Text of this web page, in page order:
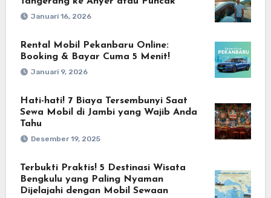
Januari 16, 2026
Rental Mobil Pekanbaru Online:
Booking & Bayar Cuma 5 Menit!
Januari 9, 2026
Hati-hati! 7 Biaya Tersembunyi Saat
Sewa Mobil di Jambi yang Wajib Anda
Tahu
Desember 19, 2025
Terbukti Praktis! 5 Destinasi Wisata
Bengkulu yang Paling Nyaman
Dijelajahi dengan Mobil Sewaan